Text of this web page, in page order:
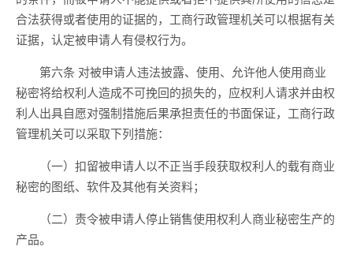
合法获得或者使用的证据的，工商行政管理机关可以根据有关
证据，认定被申请人有侵权行为。
第六条 对被申请人违法披露、使用、允许他人使用商业
秘密将给权利人造成不可挽回的损失的，应权利人请求并由权
利人出具自愿对强制措施后果承担责任的书面保证，工商行政
管理机关可以采取下列措施：
（一）扣留被申请人以不正当手段获取权利人的载有商业
秘密的图纸、软件及其他有关资料；
（二）责令被申请人停止销售使用权利人商业秘密生产的
产品。